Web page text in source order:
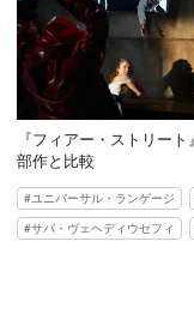
『フィアー・ストリー
部作と比較
ユニバーサル・ランゲージ
サバ・ヴェヘディウセフィ